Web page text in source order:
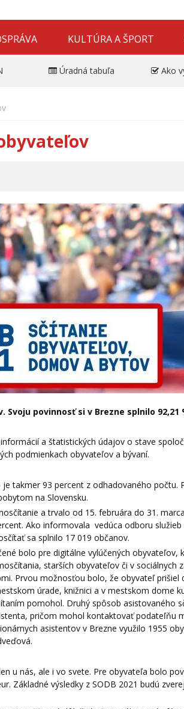
KULTÚRA A ŠPORT
Úradná tabuľa Ako
Svoju povinnosť si v Brezne splnilo 92,21
a štatistických údajov o stave
podmienkach obyvateľov a bývaní.
takmer 93 percent z odhadovaného počtu.
na Slovensku.
a trvalo od 15. februára do 31.
Ako informovala vedúca odboru
sa splnilo 17 019 občanov.
bolo pre digitálne vylúčených obyvateľov,
starších obyvateľov či v sociálnych
Prvou možnosťou bolo, že obyvateľ prišiel
úrade, knižnici a v mestskom dome
pomohol. Druhý spôsob asistovaného
pričom mohol kontaktovať podateľňu
asistentov v Brezne využilo 1955
u nás, ale i vo svete. Pre obyvateľa bolo
Základné výsledky z SODB 2021 budú